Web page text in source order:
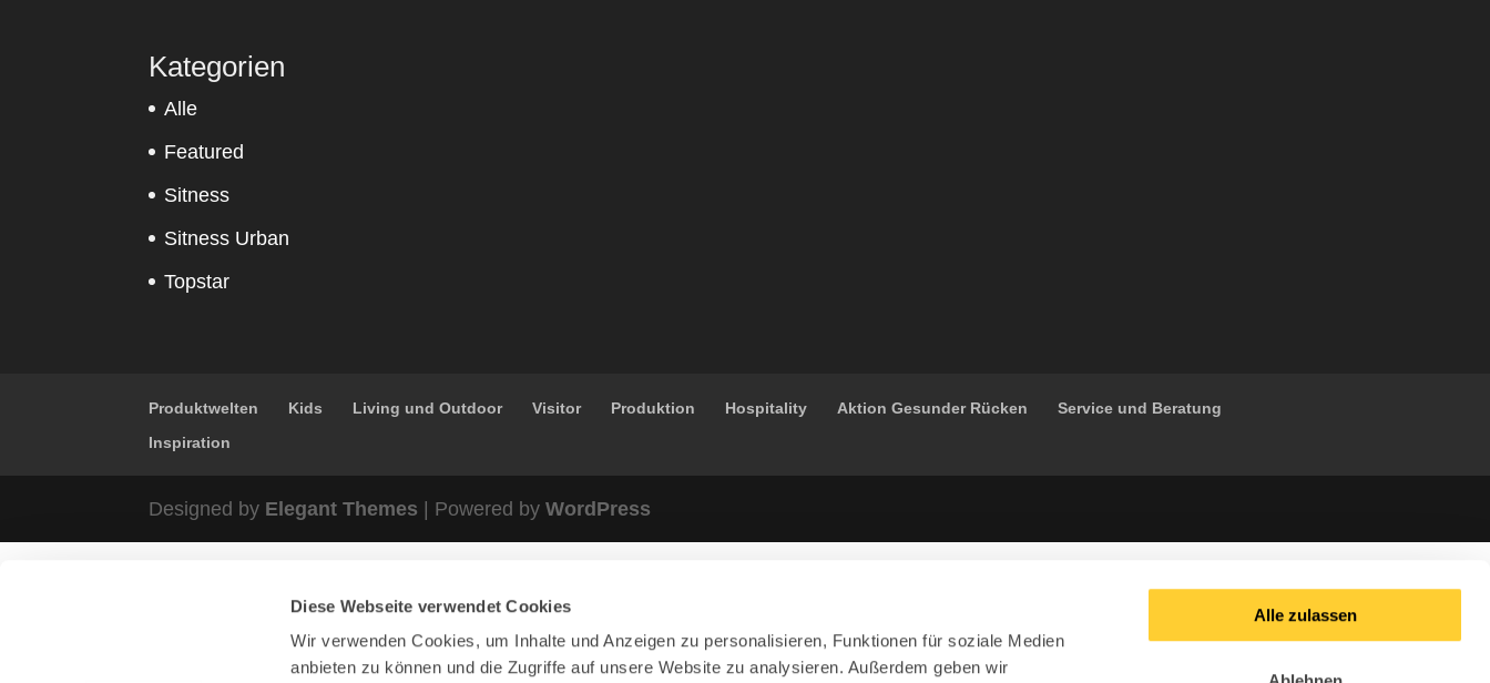
Diese Webseite verwendet Cookies
Wir verwenden Cookies, um Inhalte und Anzeigen zu personalisieren, Funktionen für soziale Medien
anbieten zu können und die Zugriffe auf unsere Website zu analysieren. Außerdem geben wir
Alle zulassen
Kategorien
Alle
Featured
Sitness
Sitness Urban
Topstar
Produktwelten Kids Living und Outdoor Visitor Produktion Hospitality Aktion Gesunder Rücken
Service und Beratung
Inspiration
Designed by Elegant Themes | Powered byWordPress